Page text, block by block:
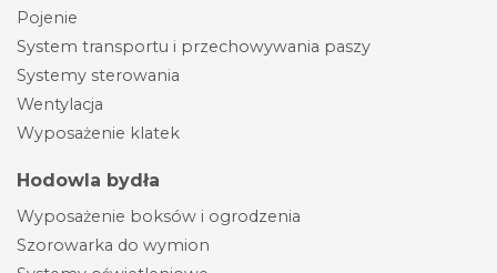
Pojenie
System transportu i przechowywania paszy
Systemy sterowania
Wentylacja
Wyposażenie klatek
Hodowla bydła
Wyposażenie boksów i ogrodzenia
Szorowarka do wymion